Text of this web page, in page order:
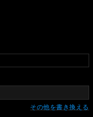
その他を書き換える